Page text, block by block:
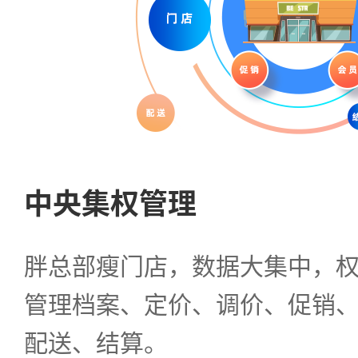
中央集权管理
胖总部瘦门店，数据大集中，
管理档案、定价、调价、促销
配送、结算。